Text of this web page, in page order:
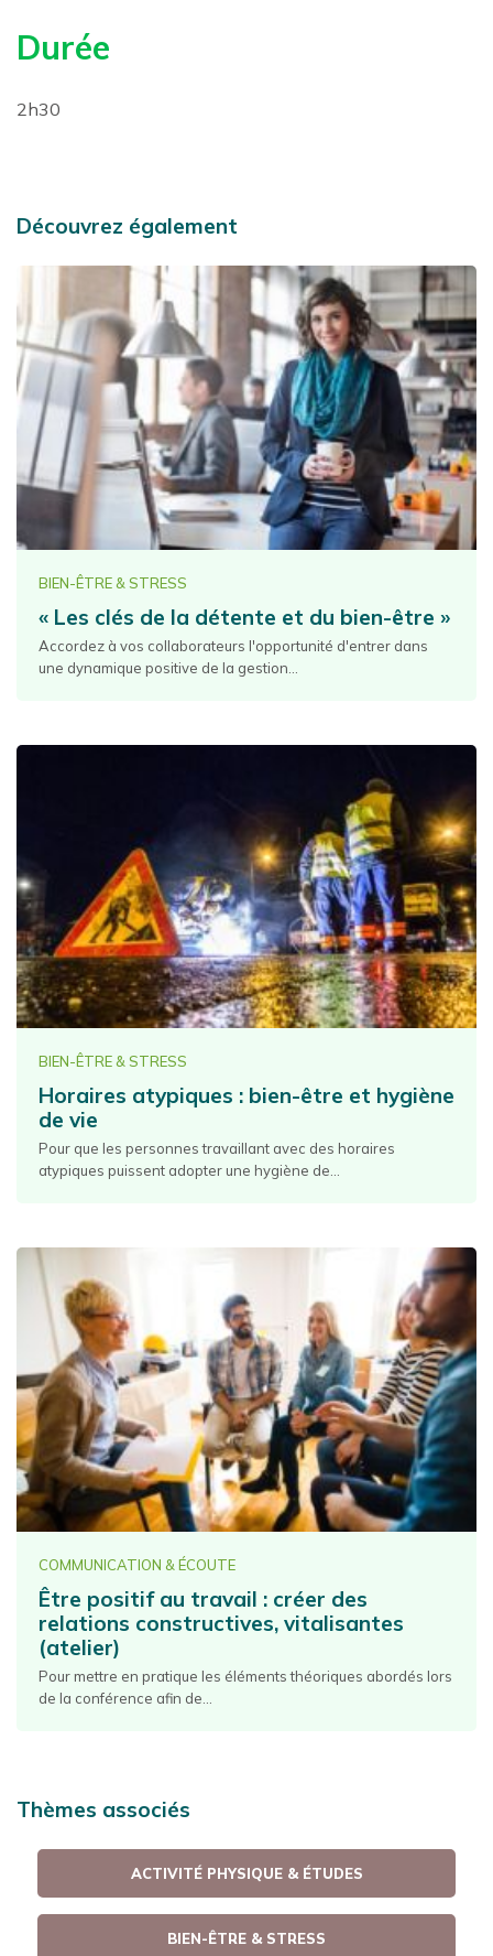
Durée
2h30
Découvrez également
BIEN-ÊTRE & STRESS
« Les clés de la détente et du bien-être »
Accordez à vos collaborateurs l'opportunité d'entrer dans
une dynamique positive de la gestion...
BIEN-ÊTRE & STRESS
Horaires atypiques : bien-être et hygiène
de vie
Pour que les personnes travaillant avec des horaires
atypiques puissent adopter une hygiène de...
COMMUNICATION & ÉCOUTE
Être positif au travail : créer des
relations constructives, vitalisantes
(atelier)
Pour mettre en pratique les éléments théoriques abordés lors
de la conférence afin de...
Thèmes associés
ACTIVITÉ PHYSIQUE & ÉTUDES
BIEN-ÊTRE & STRESS